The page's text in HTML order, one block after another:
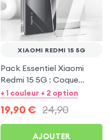
XIAOMI REDMI 15 5G
Pack Essentiel Xiaomi
Redmi 15 5G : Coque
Transparente +
+ 1 couleur + 2 option
19,90 € 24,90
AJOUTER